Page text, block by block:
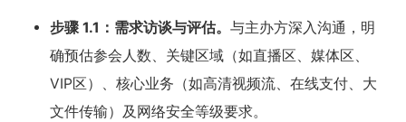
步骤 1.1：需求访谈与评估。 与主办方深入沟通，明
确预估参会人数、关键区域（如直播区、媒体区、
VIP区）、核心业务（如高清视频流、在线支付、大
文件传输）及网络安全等级要求。